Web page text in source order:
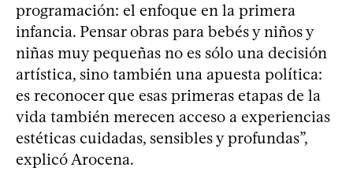
programación: el enfoque en la primera
infancia. Pensar obras para bebés y niños y
niñas muy pequeñas no es sólo una decisión
artística, sino también una apuesta política:
es reconocer que esas primeras etapas de la
vida también merecen acceso a experiencias
estéticas cuidadas, sensibles y profundas”,
explicó Arocena.